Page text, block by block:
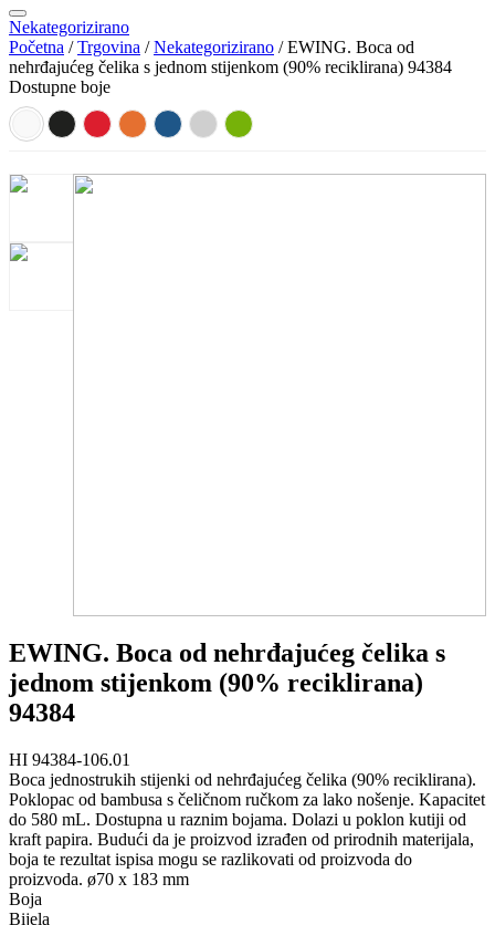
Nekategorizirano
Početna /Trgovina /Nekategorizirano / EWING. Boca od
nehrđajućeg čelika s jednom stijenkom (90% reciklirana) 94384
Dostupne boje
EWING. Boca od nehrđajućeg čelika s
jednom stijenkom (90% reciklirana)
94384
HI 94384-106.01
Boca jednostrukih stijenki od nehrđajućeg čelika (90% reciklirana).
Poklopac od bambusa s čeličnom ručkom za lako nošenje. Kapacitet
do 580 mL. Dostupna u raznim bojama. Dolazi u poklon kutiji od
kraft papira. Budući da je proizvod izrađen od prirodnih materijala,
boja te rezultat ispisa mogu se razlikovati od proizvoda do
proizvoda. ø70 x 183 mm
Boja
Bijela